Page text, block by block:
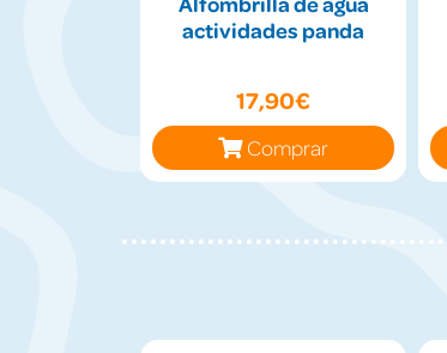
actividades panda
17,90€
Comprar